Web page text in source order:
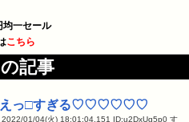
均一セール
こちら
記事
がえっ□すぎる♡♡♡♡♡♡
2022/01/04(火) 18:01:04.151 ID:u2DxUg5p0 す